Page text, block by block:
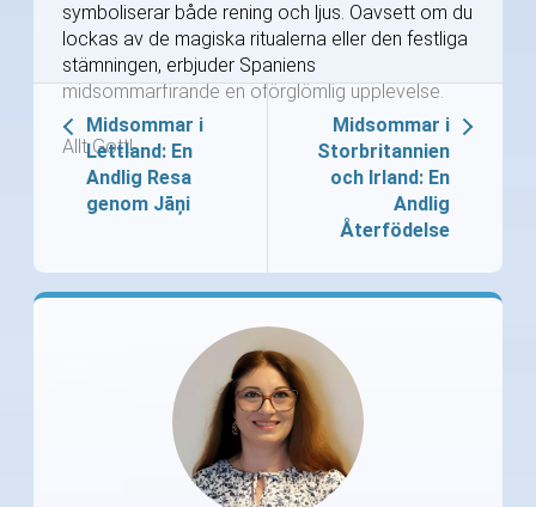
symboliserar både rening och ljus. Oavsett om du
lockas av de magiska ritualerna eller den festliga
stämningen, erbjuder Spaniens
midsommarfirande en oförglömlig upplevelse.
Allt Gott!
Midsommar i
Lettland: En
Andlig Resa
genom Jāņi
Midsommar i
Storbritannien
och Irland: En
Andlig
Återfödelse